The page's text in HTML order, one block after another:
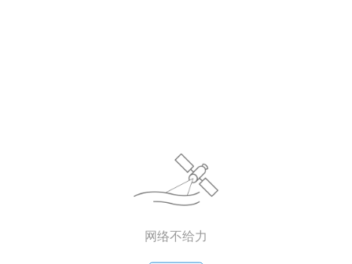
网络不给力